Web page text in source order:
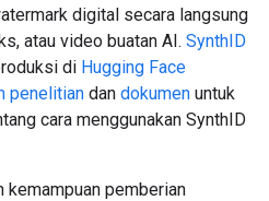
digital secara langsung
atau video buatan AI. SynthID
di Hugging Face
penelitian dan dokumen untuk
cara menggunakan SynthID
kemampuan pemberian